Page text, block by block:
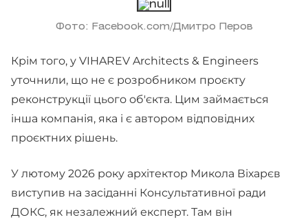
Фото: Facebook.com/Дмитро Перов
Крім того, у VIHAREV Architects & Engineers
уточнили, що не є розробником проєкту
реконструкції цього об'єкта. Цим займається
інша компанія, яка і є автором відповідних
проєктних рішень.
У лютому 2026 року архітектор Микола Віхарєв
виступив на засіданні Консультативної ради
ДОКС, як незалежний експерт. Там він